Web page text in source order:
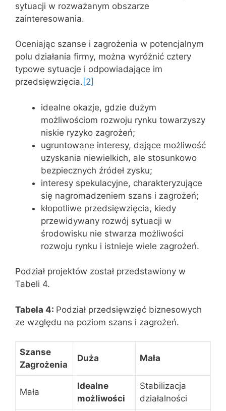
sytuacji w rozważanym obszarze
zainteresowania.
Oceniając szanse i zagrożenia w potencjalnym
polu działania firmy, można wyróżnić cztery
typowe sytuacje i odpowiadające im
przedsięwzięcia. [2]
idealne okazje, gdzie dużym
możliwościom rozwoju rynku towarzyszy
niskie ryzyko zagrożeń;
ugruntowane interesy, dające możliwość
uzyskania niewielkich, ale stosunkowo
bezpiecznych źródeł zysku;
interesy spekulacyjne, charakteryzujące
się nagromadzeniem szans i zagrożeń;
kłopotliwe przedsięwzięcia, kiedy
przewidywany rozwój sytuacji w
środowisku nie stwarza możliwości
rozwoju rynku i istnieje wiele zagrożeń.
Podział projektów został przedstawiony w
Tabeli 4.
Tabela 4: Podział przedsięwzięć biznesowych
ze względu na poziom szans i zagrożeń.
Szanse
Zagrożenia
Duża Mała
Mała
Idealne
możliwości
Stabilizacja
działalności